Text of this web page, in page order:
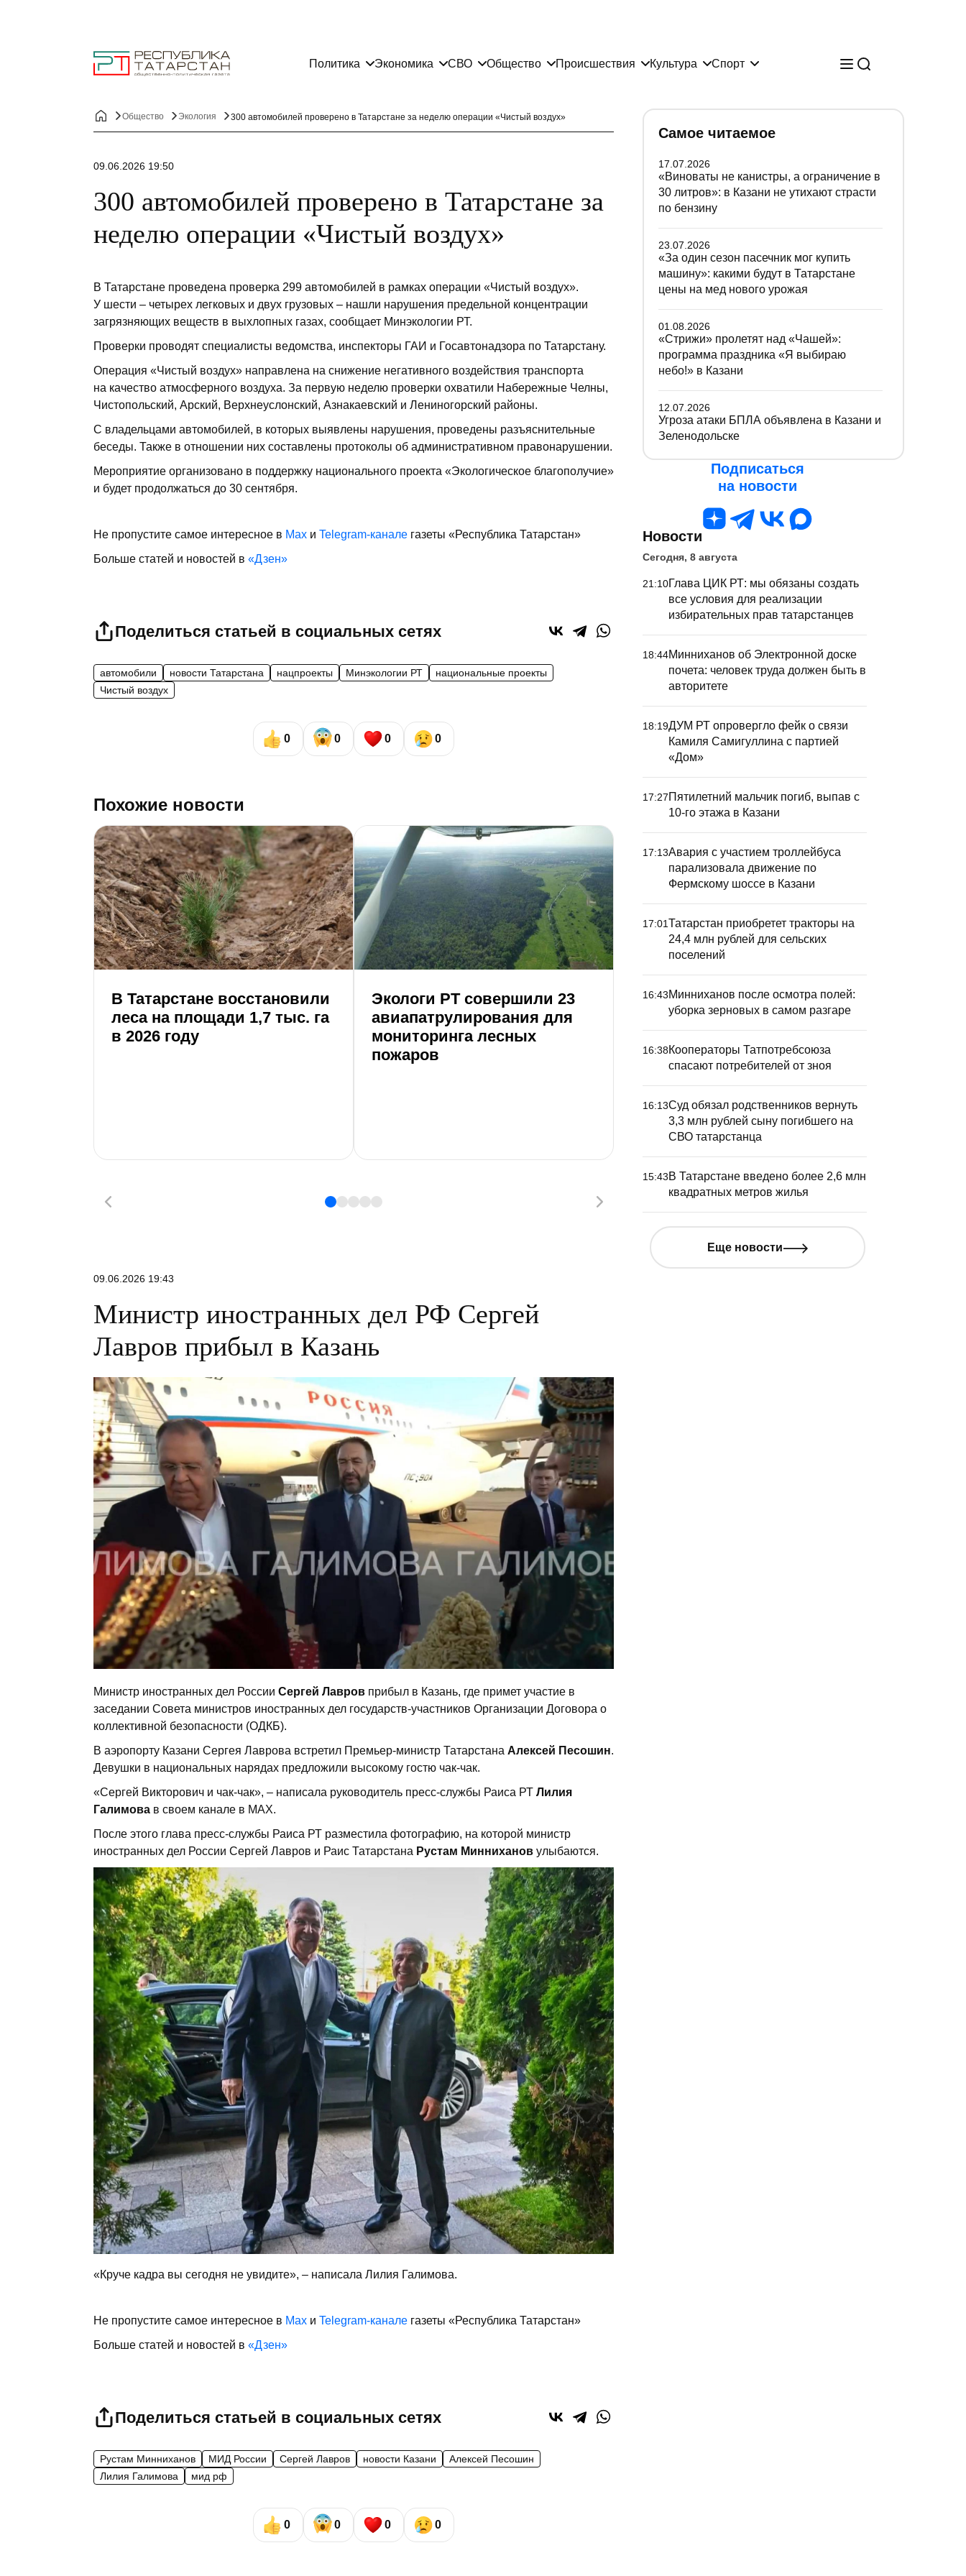
Политика Экономика СВО Общество Происшествия Культура Спорт
Общество Экология 300 автомобилей проверено в Татарстане за неделю операции «Чистый воздух»
09.06.2026 19:50
300 автомобилей проверено в Татарстане за
неделю операции «Чистый воздух»
В Татарстане проведена проверка 299 автомобилей в рамках операции «Чистый воздух».
У шести – четырех легковых и двух грузовых – нашли нарушения предельной концентрации
загрязняющих веществ в выхлопных газах, сообщает Минэкологии РТ.
Проверки проводят специалисты ведомства, инспекторы ГАИ и Госавтонадзора по Татарстану.
Операция «Чистый воздух» направлена на снижение негативного воздействия транспорта
на качество атмосферного воздуха. За первую неделю проверки охватили Набережные Челны,
Чистопольский, Арский, Верхнеуслонский, Азнакаевский и Лениногорский районы.
С владельцами автомобилей, в которых выявлены нарушения, проведены разъяснительные
беседы. Также в отношении них составлены протоколы об административном правонарушении.
Мероприятие организовано в поддержку национального проекта «Экологическое благополучие»
и будет продолжаться до 30 сентября.
Не пропустите самое интересное в Max и Telegram-канале газеты «Республика Татарстан»
Больше статей и новостей в «Дзен»
Поделиться статьей в социальных сетях
автомобили новости Татарстана нацпроекты Минэкологии РТ
национальные проекты
Чистый воздух
0 0 0 0
Похожие новости
В Татарстане восстановили
леса на площади 1,7 тыс. га
в 2026 году
Экологи РТ совершили 23
авиапатрулирования для
мониторинга лесных
пожаров
В Киргизии при содействии
Татарстана откроется центр
по сохранению снежного
09.06.2026 19:43
Министр иностранных дел РФ Сергей
Лавров прибыл в Казань
Министр иностранных дел России Сергей Лавров прибыл в Казань, где примет участие в
заседании Совета министров иностранных дел государств-участников Организации Договора о
коллективной безопасности (ОДКБ).
В аэропорту Казани Сергея Лаврова встретил Премьер-министр Татарстана Алексей Песошин.
Девушки в национальных нарядах предложили высокому гостю чак-чак.
«Сергей Викторович и чак-чак», – написала руководитель пресс-службы Раиса РТ Лилия
Галимова в своем канале в МАХ.
После этого глава пресс-службы Раиса РТ разместила фотографию, на которой министр
иностранных дел России Сергей Лавров и Раис Татарстана Рустам Минниханов улыбаются.
«Круче кадра вы сегодня не увидите», – написала Лилия Галимова.
Не пропустите самое интересное в Max и Telegram-канале газеты «Республика Татарстан»
Больше статей и новостей в «Дзен»
Поделиться статьей в социальных сетях
Рустам Минниханов МИД России Сергей Лавров новости Казани
Алексей Песошин
Лилия Галимова
мид рф
0 0 0 0
Самое читаемое
17.07.2026
«Виноваты не канистры, а ограничение в
30 литров»: в Казани не утихают страсти
по бензину
23.07.2026
«За один сезон пасечник мог купить
машину»: какими будут в Татарстане
цены на мед нового урожая
01.08.2026
«Стрижи» пролетят над «Чашей»:
программа праздника «Я выбираю
небо!» в Казани
12.07.2026
Угроза атаки БПЛА объявлена в Казани и
Зеленодольске
Подписаться
на новости
Новости
Сегодня, 8 августа
21:10Глава ЦИК РТ: мы обязаны создать
все условия для реализации
избирательных прав татарстанцев
18:44Минниханов об Электронной доске
почета: человек труда должен быть в
авторитете
18:19ДУМ РТ опровергло фейк о связи
Камиля Самигуллина с партией
«Дом»
17:27Пятилетний мальчик погиб, выпав с
10-го этажа в Казани
17:13Авария с участием троллейбуса
парализовала движение по
Фермскому шоссе в Казани
17:01Татарстан приобретет тракторы на
24,4 млн рублей для сельских
поселений
16:43Минниханов после осмотра полей:
уборка зерновых в самом разгаре
16:38Кооператоры Татпотребсоюза
спасают потребителей от зноя
16:13Суд обязал родственников вернуть
3,3 млн рублей сыну погибшего на
СВО татарстанца
15:43В Татарстане введено более 2,6 млн
квадратных метров жилья
Еще новости